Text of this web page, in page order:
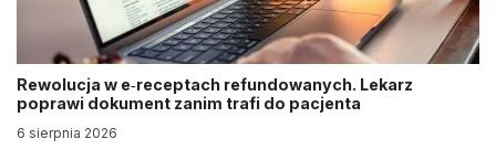
Rewolucja w e‑receptach refundowanych. Lekarz
poprawi dokument zanim trafi do pacjenta
6 sierpnia 2026